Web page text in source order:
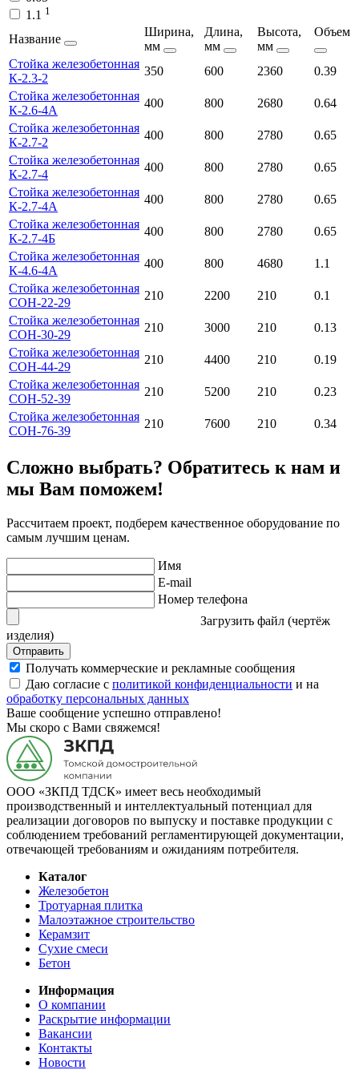
1.1 1
Название
Ширина,
мм
Длина,
мм
Высота,
мм
Объем
Стойка железобетонная
К-2.3-2
350 600 2360
0.39
Стойка железобетонная
К-2.6-4А
400 800 2680
0.64
Стойка железобетонная
К-2.7-2
400 800 2780
0.65
Стойка железобетонная
К-2.7-4
400 800 2780
0.65
Стойка железобетонная
К-2.7-4А
400 800 2780
0.65
Стойка железобетонная
К-2.7-4Б
400 800 2780
0.65
Стойка железобетонная
К-4.6-4А
400 800 4680
1.1
Стойка железобетонная
СОН-22-29
210 2200 210
0.1
Стойка железобетонная
СОН-30-29
210 3000 210
0.13
Стойка железобетонная
СОН-44-29
210 4400 210
0.19
Стойка железобетонная
СОН-52-39
210 5200 210
0.23
Стойка железобетонная
СОН-76-39
210 7600 210 0.34
Сложно выбрать? Обратитесь к нам и
мы Вам поможем!
Рассчитаем проект, подберем качественное оборудование по
самым лучшим ценам.
Имя
E-mail
Номер телефона
Загрузить файл (чертёж
изделия)
Отправить
Получать коммерческие и рекламные сообщения
Даю согласие с политикой конфиденциальности и на
обработку персональных данных
Ваше сообщение успешно отправлено!
Мы скоро с Вами свяжемся!
ООО «ЗКПД ТДСК» имеет весь необходимый
производственный и интеллектуальный потенциал для
реализации договоров по выпуску и поставке продукции с
соблюдением требований регламентирующей документации,
отвечающей требованиям и ожиданиям потребителя.
Каталог
Железобетон
Тротуарная плитка
Малоэтажное строительство
Керамзит
Сухие смеси
Бетон
Информация
О компании
Раскрытие информации
Вакансии
Контакты
Новости